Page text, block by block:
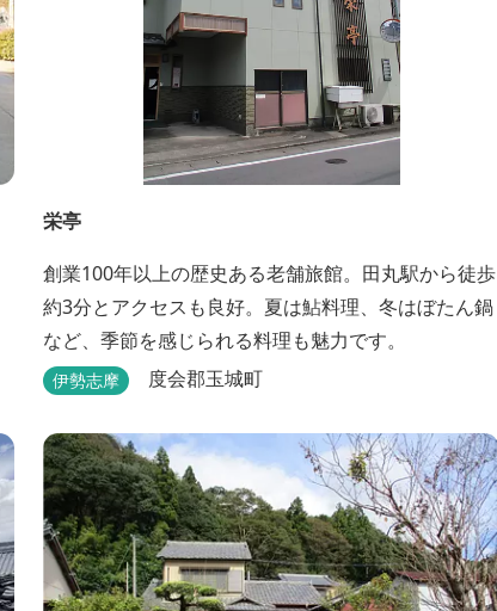
栄亭
創業100年以上の歴史ある老舗旅館。田丸駅から徒歩
約3分とアクセスも良好。夏は鮎料理、冬はぼたん鍋
など、季節を感じられる料理も魅力です。
伊勢志摩 度会郡玉城町